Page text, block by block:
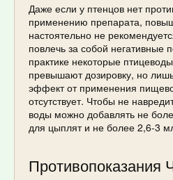
Даже если у птенцов нет
применению препарата,
настоятельно не
повлечь за собой негативные
практике некоторые
превышают дозировку, но
эффект от применения
отсутствует. Чтобы не
воды можно добавлять не
для цыплят и не более 2,6-3
Противопоказания